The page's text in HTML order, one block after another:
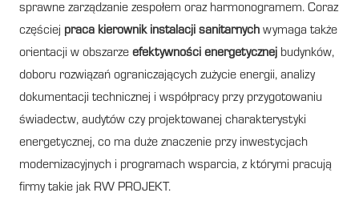
sprawne zarządzanie zespołem oraz harmonogramem. Coraz
częściej praca kierownik instalacji sanitarnych wymaga także
orientacji w obszarze efektywności energetycznej budynków,
doboru rozwiązań ograniczających zużycie energii, analizy
dokumentacji technicznej i współpracy przy przygotowaniu
świadectw, audytów czy projektowanej charakterystyki
energetycznej, co ma duże znaczenie przy inwestycjach
modernizacyjnych i programach wsparcia, z którymi pracują
firmy takie jak RW PROJEKT.